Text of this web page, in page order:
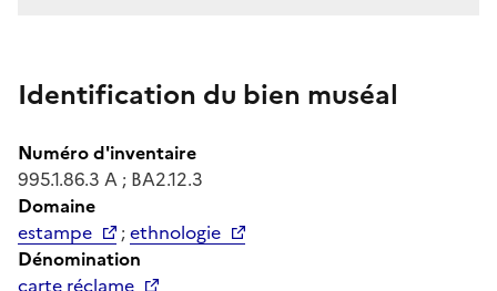
Identification du bien muséal
Numéro d'inventaire
995.1.86.3 A ; BA2.12.3
Domaine
estampe
;ethnologie
Dénomination
carte réclame